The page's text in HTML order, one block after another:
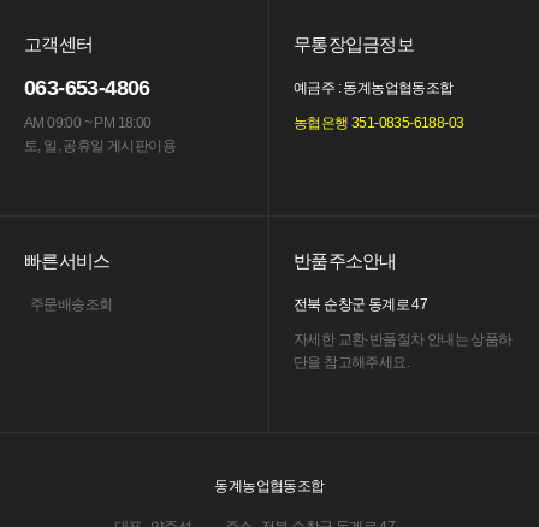
고객센터
063-653-4806
AM 09:00 ~ PM 18:00
토, 일, 공휴일 게시판이용
무통장입금정보
예금주 : 동계농업협동조합
농협은행 351-0835-6188-03
빠른서비스
주문배송조회
반품주소안내
전북 순창군 동계로 47
자세한 교환·반품절차 안내는 상품하
단을 참고해주세요.
동계농업협동조합